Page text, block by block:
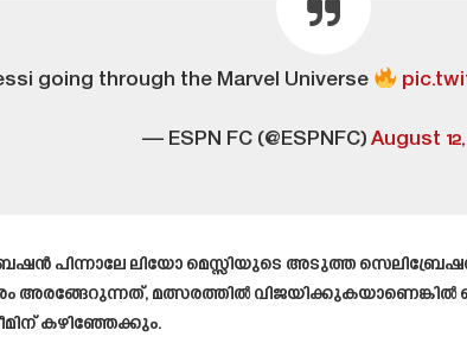
going through the Marvel Universe
— ESPN FC (@ESPNFC) August 12,
പിന്നാലേ ലിയോ മെസ്സിയുടെ അടുത്ത
അരങ്ങേറുന്നത്, മത്സരത്തിൽ വിജയിക്കുകയാണെങ്കിൽ
കഴിഞ്ഞേക്കും.